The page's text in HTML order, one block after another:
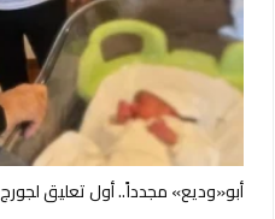
أبو«وديع» مجدداً.. أول تعليق